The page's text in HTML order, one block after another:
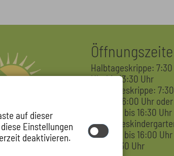
Halbtageskrippe: 7:30
Uhr bis 13:30 Uhr
Ganztageskrippe: 7:30
Uhr bis 16:00 Uhr oder
7:30 Uhr bis 16:30 Uhr
7:30 Uhr bis 16:00 Uhr
oder 16:30 Uhr
auf dieser
Einstellungen
deaktivieren.